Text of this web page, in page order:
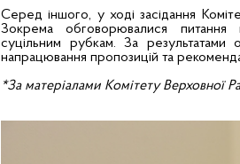
Серед іншого, у ході засідання
Зокрема обговорювалися питання
суцільним рубкам. За
напрацювання пропозицій та
*За матеріалами Комітету Верховної